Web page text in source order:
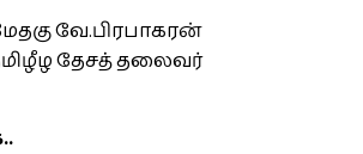
வே.பிரபாகரன்
தேசத் தலைவர்